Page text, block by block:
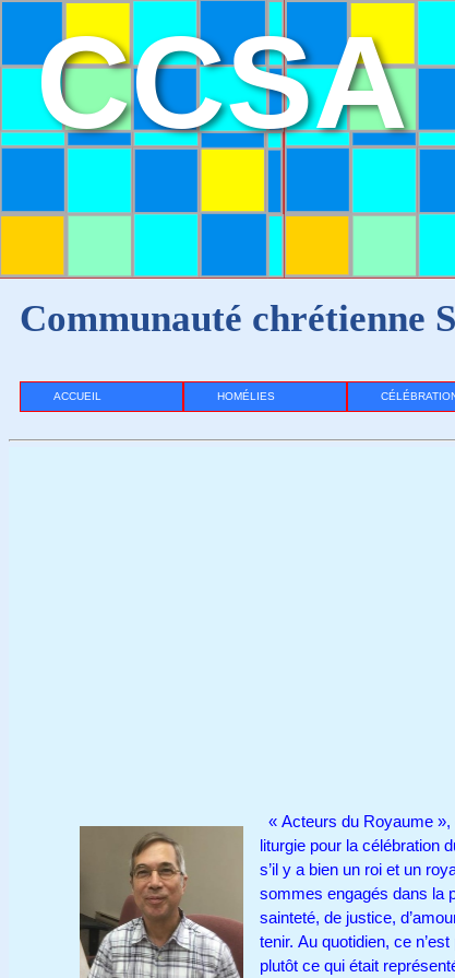
CCSA
Communauté chrétienne
ACCUEIL HOMÉLIES
« Acteurs du Royaume »,
liturgie pour la célébration
s’il y a bien un roi et un
sommes engagés dans la
sainteté, de justice,
tenir. Au quotidien, ce
plutôt ce qui était